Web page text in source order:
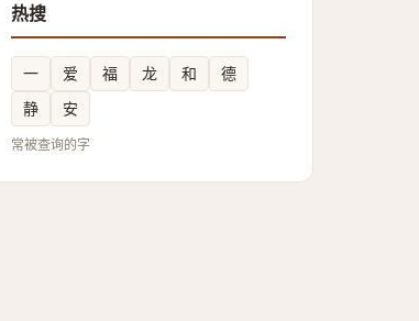
热搜
一 爱 福 龙 和
德
静
安
常被查询的字